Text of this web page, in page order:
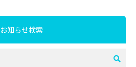
お知らせ検索